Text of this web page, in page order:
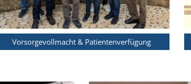
Vorsorgevollmacht & Patientenverfügung